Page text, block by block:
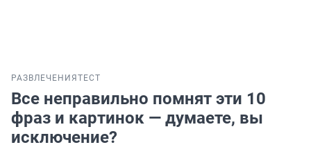
РАЗВЛЕЧЕНИЯ ТЕСТ
Все неправильно помнят эти 10
фраз и картинок — думаете, вы
исключение?